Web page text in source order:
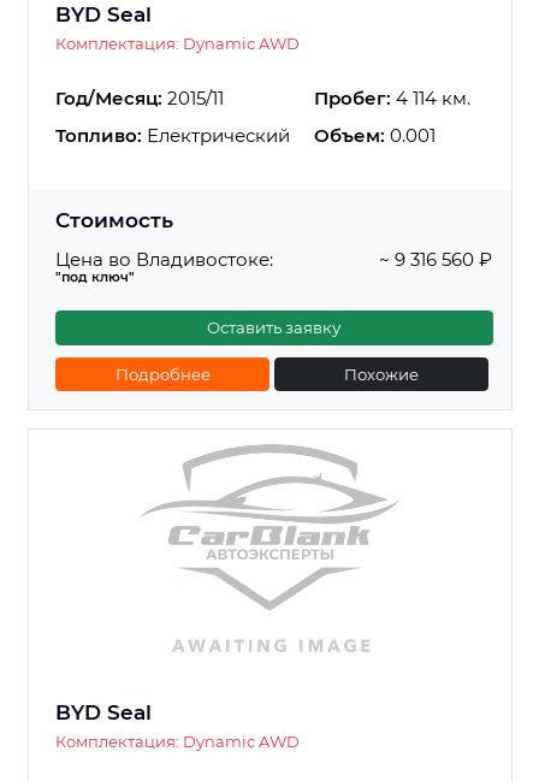
BYD Seal
Комплектация: Dynamic AWD
Год/Месяц: 2015/11 Пробег: 4 114 км.
Топливо: Електрический Объем: 0.001
Стоимость
Цена во Владивостоке:
"под ключ"
~ 9 316 560 ₽
Оставить заявку
Подробнее Похожие
BYD Seal
Комплектация: Dynamic AWD